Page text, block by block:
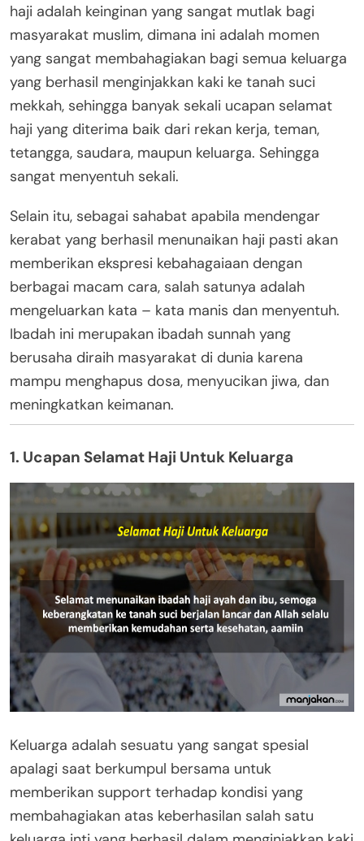
haji adalah keinginan yang sangat mutlak bagi
masyarakat muslim, dimana ini adalah momen
yang sangat membahagiakan bagi semua keluarga
yang berhasil menginjakkan kaki ke tanah suci
mekkah, sehingga banyak sekali ucapan selamat
haji yang diterima baik dari rekan kerja, teman,
tetangga, saudara, maupun keluarga. Sehingga
sangat menyentuh sekali.
Selain itu, sebagai sahabat apabila mendengar
kerabat yang berhasil menunaikan haji pasti akan
memberikan ekspresi kebahagaiaan dengan
berbagai macam cara, salah satunya adalah
mengeluarkan kata – kata manis dan menyentuh.
Ibadah ini merupakan ibadah sunnah yang
berusaha diraih masyarakat di dunia karena
mampu menghapus dosa, menyucikan jiwa, dan
meningkatkan keimanan.
1. Ucapan Selamat Haji Untuk Keluarga
Keluarga adalah sesuatu yang sangat spesial
apalagi saat berkumpul bersama untuk
memberikan support terhadap kondisi yang
membahagiakan atas keberhasilan salah satu